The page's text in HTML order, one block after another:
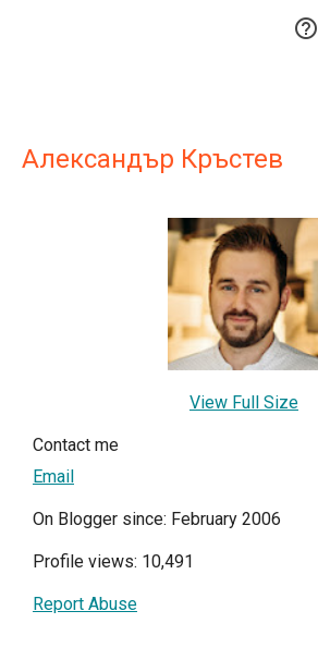

Александър Кръстев
View Full Size
Contact me
Email
On Blogger since: February 2006
Profile views: 10,491
Report Abuse